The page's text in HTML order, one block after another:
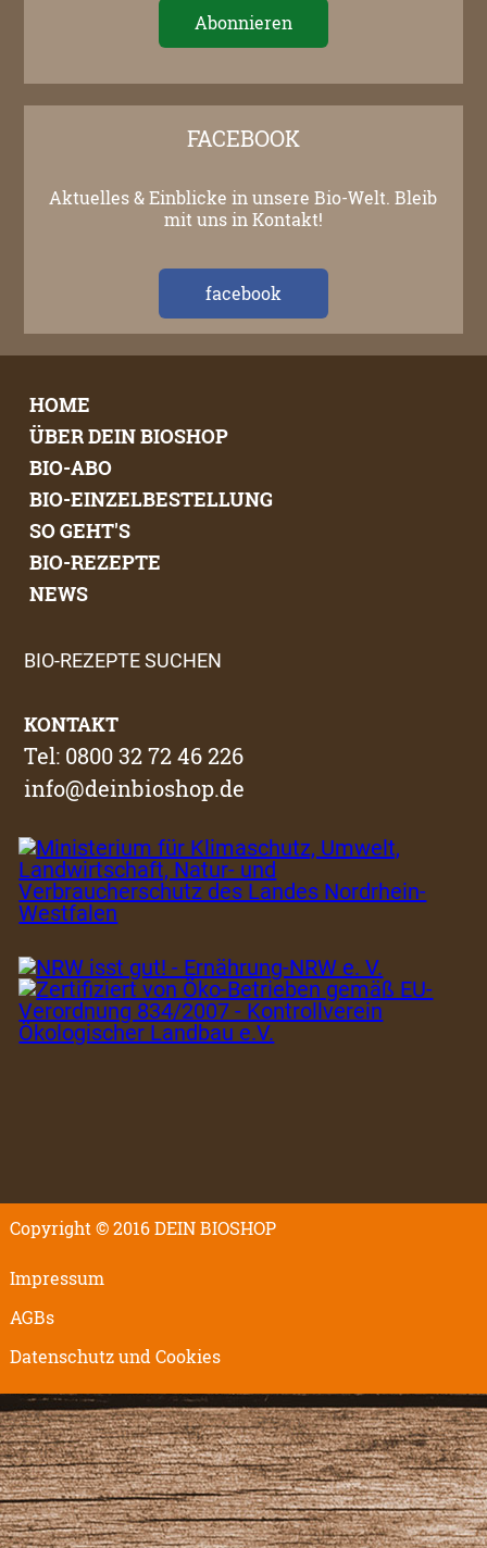
FACEBOOK
Aktuelles & Einblicke in unsere Bio-Welt. Bleib
mit uns in Kontakt!
facebook
HOME
ÜBER DEIN BIOSHOP
BIO-ABO
BIO-EINZELBESTELLUNG
SO GEHT'S
BIO-REZEPTE
NEWS
BIO-REZEPTE SUCHEN
KONTAKT
Tel: 0800 32 72 46 226
info@deinbioshop.de
Copyright © 2016 DEIN BIOSHOP
Impressum
AGBs
Datenschutz und Cookies